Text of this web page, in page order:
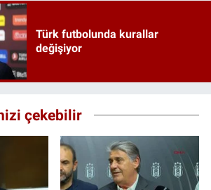
Türk futbolunda kurallar
değişiyor
çekebilir